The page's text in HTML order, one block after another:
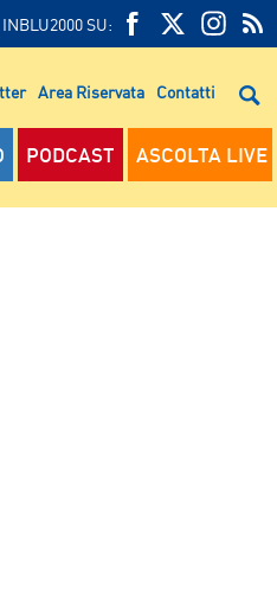
SU:
FEED
RSS
RSS
Area Riservata Contatti
PODCAST ASCOLTA LIVE